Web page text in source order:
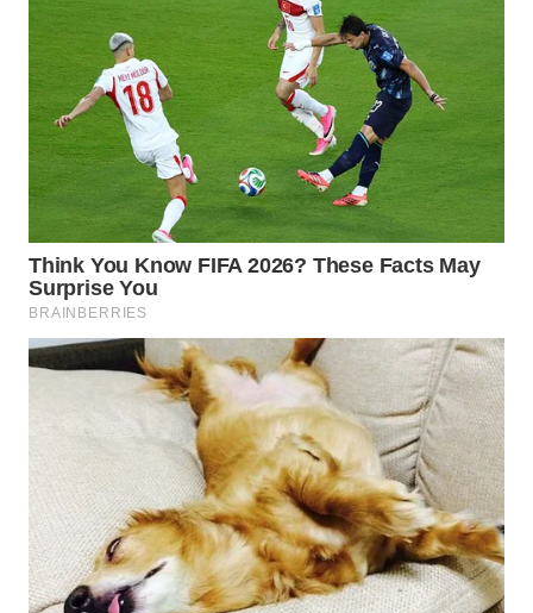
GORONTALO
WN
SULUT
WN
MALUKU
MALUT
WN
DAIRI
DANAU
TOBA
WN
NIAS